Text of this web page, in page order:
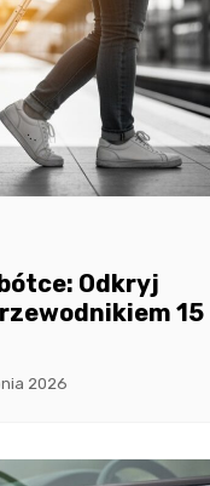
Odkryj
15
2026